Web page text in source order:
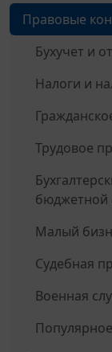
Правовые
Бухучет и
Налоги и
Трудовое
бюджетной
Малый
Судебная
Военная
Популярное